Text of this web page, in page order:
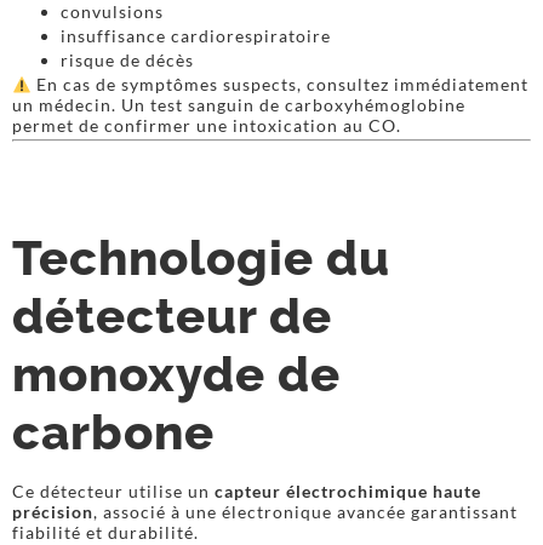
convulsions
insuffisance cardiorespiratoire
risque de décès
En cas de symptômes suspects, consultez immédiatement
un médecin. Un test sanguin de carboxyhémoglobine
permet de confirmer une intoxication au CO.
Technologie du
détecteur de
monoxyde de
carbone
Ce détecteur utilise un capteur électrochimique haute
précision, associé à une électronique avancée garantissant
fiabilité et durabilité.